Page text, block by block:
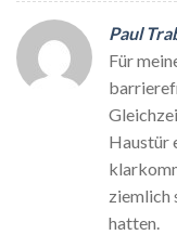
Paul
Für
Haustür
ziemlich
hatten.